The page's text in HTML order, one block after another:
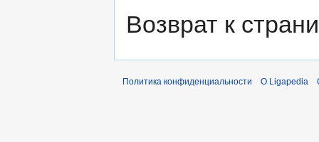
Возврат к
Политика конфиденциальности О Ligapedia